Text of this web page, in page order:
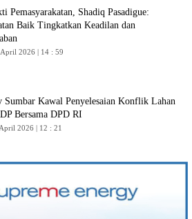
Pemasyarakatan, Shadiq Pasadigue:
Baik Tingkatkan Keadilan dan
April 2026 | 14 : 59
Sumbar Kawal Penyelesaian Konflik Lahan
Bersama DPD RI
2026 | 12 : 21